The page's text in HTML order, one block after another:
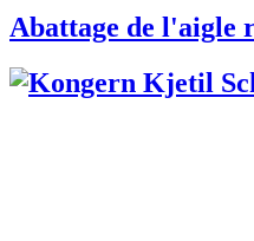
Abattage de l'aigle